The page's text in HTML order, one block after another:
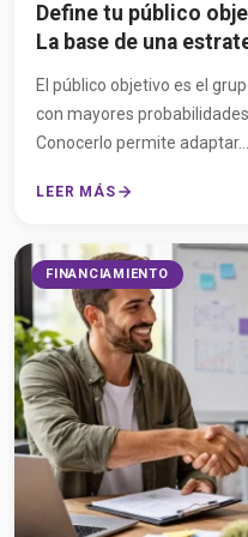
Define tu público
La base de una
El público objetivo es el
con mayores
Conocerlo permite adaptar...
LEER MÁS
FINANCIAMIENTO